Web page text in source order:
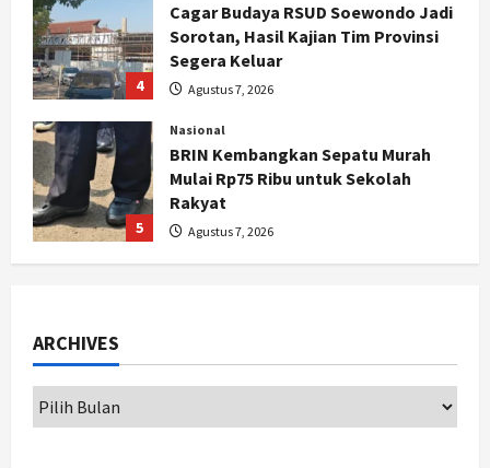
4
Cagar Budaya RSUD Soewondo Jadi
Sorotan, Hasil Kajian Tim Provinsi
Segera Keluar
Agustus 7, 2026
5
Nasional
BRIN Kembangkan Sepatu Murah
Mulai Rp75 Ribu untuk Sekolah
Rakyat
Agustus 7, 2026
1
ARCHIVES